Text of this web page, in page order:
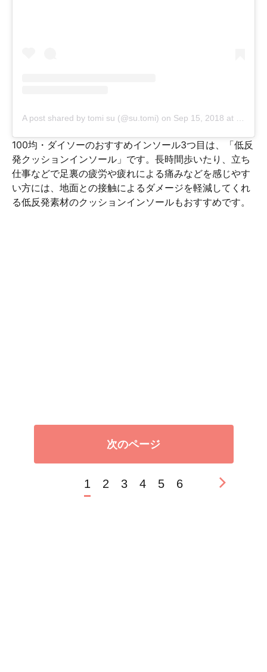
A post shared by tomi su (@su.tomi) on Sep 15, 2018 at 9:40am PDT
100均・ダイソーのおすすめインソール3つ目は、「低反
発クッションインソール」です。長時間歩いたり、立ち
仕事などで足裏の疲労や疲れによる痛みなどを感じやす
い方には、地面との接触によるダメージを軽減してくれ
る低反発素材のクッションインソールもおすすめです。
次のページ
1 2 3 4 5 6